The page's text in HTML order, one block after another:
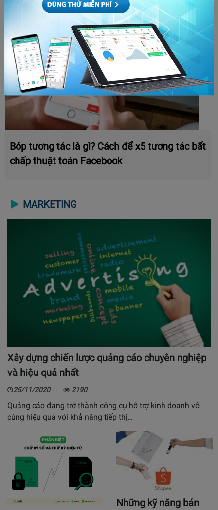
Bóp tương tác là gì? Cách để x5 tương tác bất
chấp thuật toán Facebook
MARKETING
Xây dựng chiến lược quảng cáo chuyên nghiệp
và hiệu quả nhất
25/11/2020 2190
Quảng cáo đang trở thành công cụ hỗ trợ kinh doanh vô
cùng hiệu quả với khả năng tiếp thị…
Những kỹ năng bán